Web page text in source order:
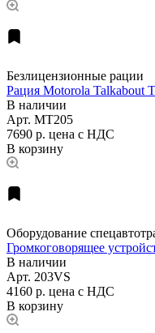
Безлицензионные рации
Рация Motorola Talkabout
В наличии
Арт. MT205
7690 р. цена с НДС
В корзину
Оборудование
Громкоговорящее
В наличии
Арт. 203VS
4160 р. цена с НДС
В корзину